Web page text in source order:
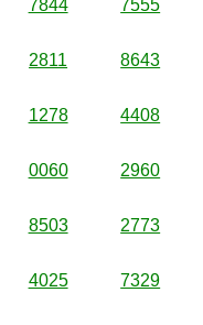
7844 7555
2811 8643
1278 4408
0060 2960
8503 2773
4025 7329